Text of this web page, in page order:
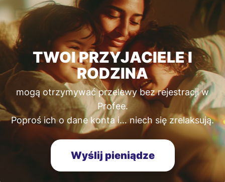
TWOI PRZYJACIELE I
RODZINA
mogą otrzymywać przelewy bez rejestracji w
Profee.
Poproś ich o dane konta i… niech się zrelaksują.
Wyślij pieniądze